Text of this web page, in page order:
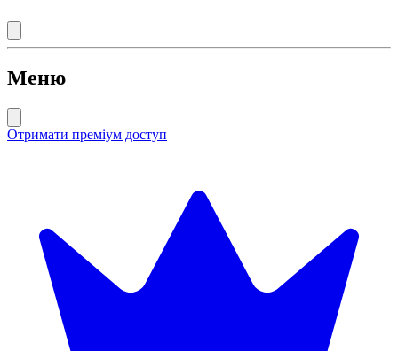
Меню
Отримати преміум доступ